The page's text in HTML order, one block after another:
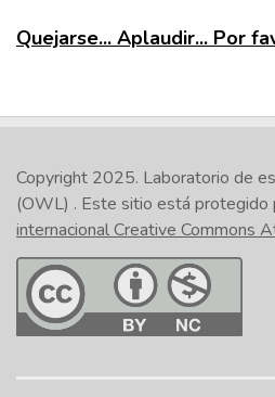
Quejarse... Aplaudir... Por
Copyright 2025. Laboratorio de
(OWL) . Este sitio está protegido
internacional Creative Commons